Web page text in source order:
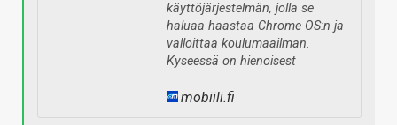
käyttöjärjestelmän, jolla se
haluaa haastaa Chrome OS:n ja
valloittaa koulumaailman.
Kyseessä on hienoisest
mobiili.fi